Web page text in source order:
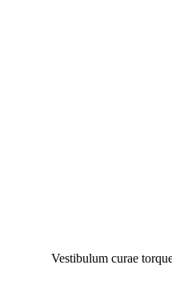
Vestibulum curae